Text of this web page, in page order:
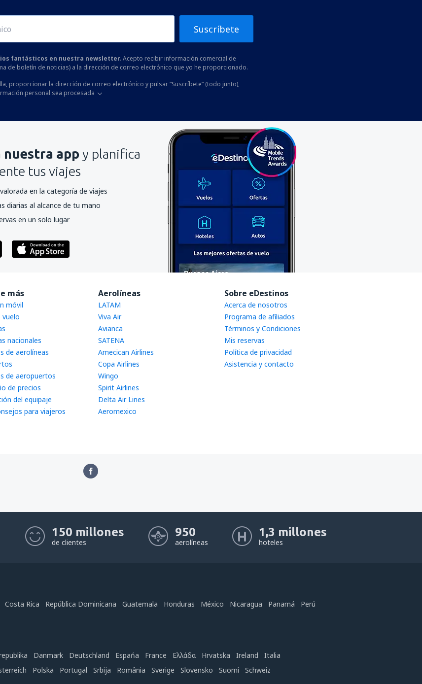
Suscríbete
fantásticos en nuestra newsletter. Acepto recibir información comercial de
de boletín de noticias) a la dirección de correo electrónico que yo he proporcionado.
proporcionar la dirección de correo electrónico y pulsar “Suscríbete” (todo junto),
personal sea procesada
nuestra app y planifica
tus viajes
en la categoría de viajes
diarias al alcance de tu mano
en un solo lugar
más
móvil
vuelo
nacionales
de aerolíneas
de aeropuertos
de precios
del equipaje
para viajeros
Aerolíneas
LATAM
Viva Air
Avianca
SATENA
Amecican Airlines
Copa Airlines
Wingo
Spirit Airlines
Delta Air Lines
Aeromexico
Sobre eDestinos
Acerca de nosotros
Programa de afiliados
Términos y Condiciones
Mis reservas
Política de privacidad
Asistencia y contacto
150 millones
de clientes
950
aerolíneas
1,3 millones
hoteles
Costa Rica República Dominicana Guatemala Honduras México Nicaragua Panamá
Perú
Danmark Deutschland Espańa France Ελλάδα Hrvatska Ireland
Italia
Polska Portugal Srbija România Sverige Slovensko Suomi
Schweiz